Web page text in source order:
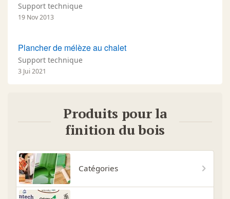
Support technique
19 Nov 2013
Plancher de mélèze au chalet
Support technique
3 Jui 2021
Produits pour la
finition du bois
Catégories